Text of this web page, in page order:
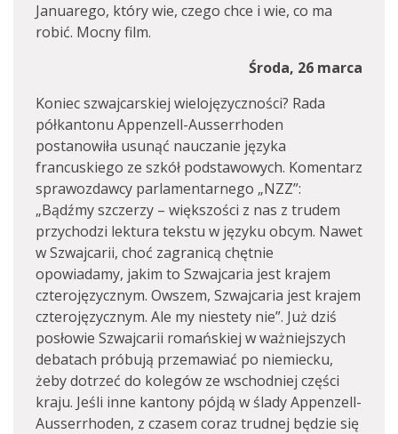
Januarego, który wie, czego chce i wie, co ma
robić. Mocny film.
Środa, 26 marca
Koniec szwajcarskiej wielojęzyczności? Rada
półkantonu Appenzell-Ausserrhoden
postanowiła usunąć nauczanie języka
francuskiego ze szkół podstawowych. Komentarz
sprawozdawcy parlamentarnego „NZZ”:
„Bądźmy szczerzy – większości z nas z trudem
przychodzi lektura tekstu w języku obcym. Nawet
w Szwajcarii, choć zagranicą chętnie
opowiadamy, jakim to Szwajcaria jest krajem
czterojęzycznym. Owszem, Szwajcaria jest krajem
czterojęzycznym. Ale my niestety nie”. Już dziś
posłowie Szwajcarii romańskiej w ważniejszych
debatach próbują przemawiać po niemiecku,
żeby dotrzeć do kolegów ze wschodniej części
kraju. Jeśli inne kantony pójdą w ślady Appenzell-
Ausserrhoden, z czasem coraz trudnej będzie się